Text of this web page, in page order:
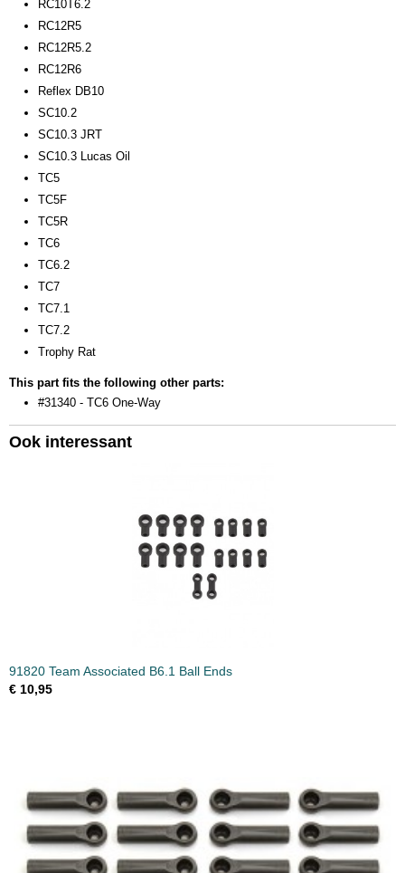
RC10T6.2
RC12R5
RC12R5.2
RC12R6
Reflex DB10
SC10.2
SC10.3 JRT
SC10.3 Lucas Oil
TC5
TC5F
TC5R
TC6
TC6.2
TC7
TC7.1
TC7.2
Trophy Rat
This part fits the following other parts:
#31340 - TC6 One-Way
Ook interessant
91820 Team Associated B6.1 Ball Ends
€ 10,95